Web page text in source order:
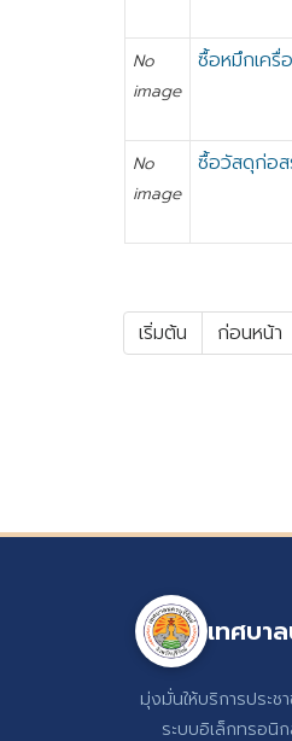
No
image
ซื้อหมึกเครื่
No
image
ซื้อวัสดุก่อส
เริ่มต้น
ก่อนหน้า
เทศบา
มุ่งมั่นให้บริการประ
ระบบอิเล็กทรอ